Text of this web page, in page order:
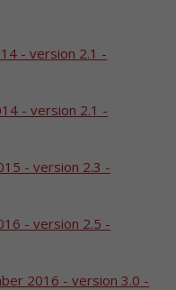
- version 2.1 -
- version 2.1 -
- version 2.3 -
- version 2.5 -
2016 - version 3.0 -